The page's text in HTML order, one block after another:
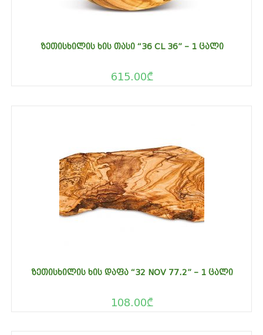
ᲖᲔᲗᲘᲡᲮᲘᲚᲘᲡ ᲮᲘᲡ ᲗᲐᲡᲘ “36 CL 36” – 1 ᲪᲐᲚᲘ
615.00₾
ᲖᲔᲗᲘᲡᲮᲘᲚᲘᲡ ᲮᲘᲡ ᲓᲐᲤᲐ “32 NOV 77.2” – 1 ᲪᲐᲚᲘ
108.00₾